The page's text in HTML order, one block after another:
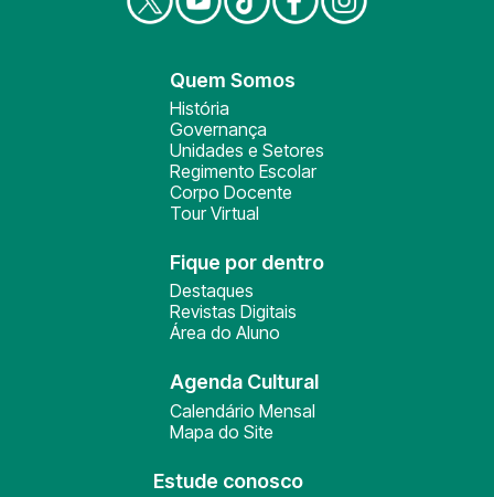
Quem Somos
História
Governança
Unidades e Setores
Regimento Escolar
Corpo Docente
Tour Virtual
Fique por dentro
Destaques
Revistas Digitais
Área do Aluno
Agenda Cultural
Calendário Mensal
Mapa do Site
Estude conosco